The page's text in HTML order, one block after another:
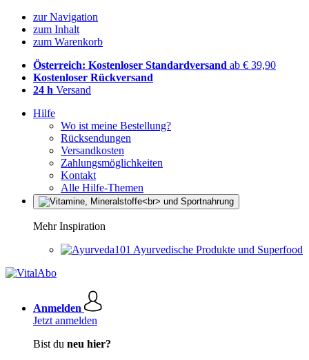
zur Navigation
zum Inhalt
zum Warenkorb
Österreich: Kostenloser Standardversand ab € 39,90
Kostenloser Rückversand
24 h Versand
Hilfe
Wo ist meine Bestellung?
Rücksendungen
Versandkosten
Zahlungsmöglichkeiten
Kontakt
Alle Hilfe-Themen
Mehr Inspiration
Ayurvedische Produkte und Superfood
Anmelden
Jetzt anmelden
Bist du neu hier?